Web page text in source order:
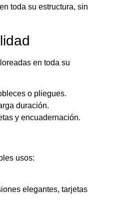
toda su estructura, sin
en toda su
o pliegues.
duración.
y encuadernación.
usos:
elegantes, tarjetas